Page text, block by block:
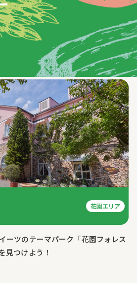
レシピ集
花園エリア
ーツのテーマパーク「花園フォレス
見つけよう！